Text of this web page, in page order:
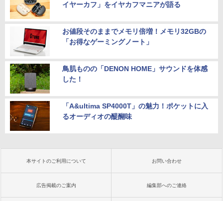
イヤーカフ」をイヤカフマニアが語る
お値段そのままでメモリ倍増！メモリ32GBの
「お得なゲーミングノート」
鳥肌ものの「DENON HOME」サウンドを体感
した！
「A&ultima SP4000T」の魅力！ポケットに入
るオーディオの醍醐味
本サイトのご利用について お問い合わせ
広告掲載のご案内 編集部へのご連絡